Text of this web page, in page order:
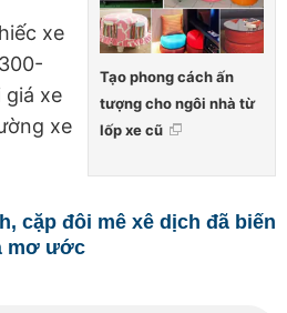
Tạo phong cách ấn
tượng cho ngôi nhà từ
lốp xe cũ
xe
giá xe
xe
cặp đôi mê xê dịch đã biến
mơ ước